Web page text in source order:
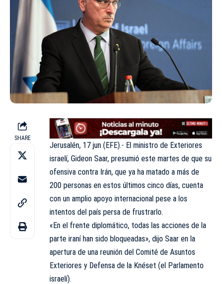
SHARE
Jerusalén, 17 jun (EFE).- El ministro de Exteriores
israelí, Gideon Saar, presumió este martes de que su
ofensiva contra Irán, que ya ha matado a más de
200 personas en estos últimos cinco días, cuenta
con un amplio apoyo internacional pese a los
intentos del país persa de frustrarlo.
«En el frente diplomático, todas las acciones de la
parte iraní han sido bloqueadas», dijo Saar en la
apertura de una reunión del Comité de Asuntos
Exteriores y Defensa de la Knéset (el Parlamento
israelí).